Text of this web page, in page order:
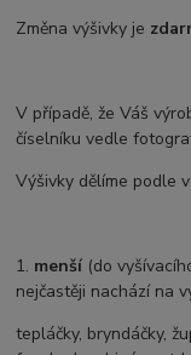
Změna výšivky je
V případě, že Váš
číselníku vedle
Výšivky dělíme podle
1. menší (do
nejčastěji nachází na
tepláčky, bryndáčky,